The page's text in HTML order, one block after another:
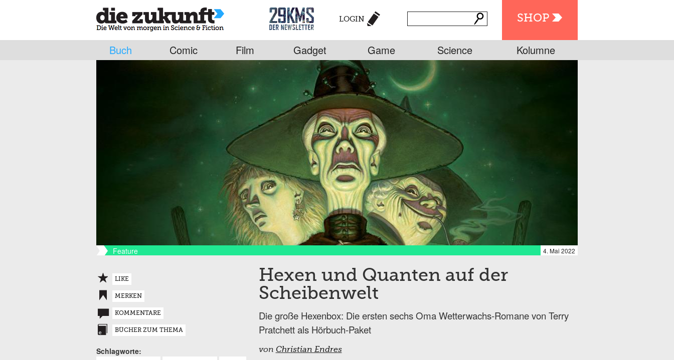
SHOP
LOGIN
Buch Comic Film Gadget Game Science Kolumne
Feature 4. Mai 2022
Hexen und Quanten auf der
Scheibenwelt
Die große Hexenbox: Die ersten sechs Oma Wetterwachs-Romane von Terry
Pratchett als Hörbuch-Paket
von Christian Endres
LIKE
MERKEN
KOMMENTARE
BÜCHER ZUM THEMA
Schlagworte: